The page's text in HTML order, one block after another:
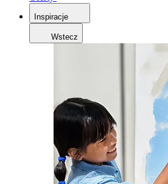
Inspiracje
Wstecz